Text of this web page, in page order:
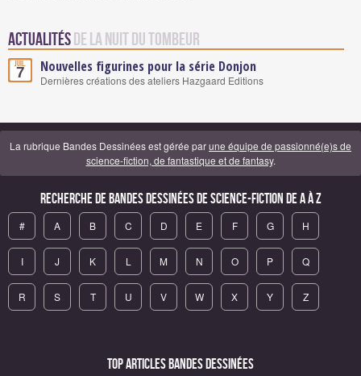
Actualités de La Nuit du tombeur
Juil.
7 Nouvelles figurines pour la série Donjon
Dernières créations des ateliers Hazgaard Editions
La rubrique Bandes Dessinées est gérée parune équipe de passionné(e)s de
science-fiction, de fantastique et de fantasy.
Recherche de Bandes Dessinées de science-fiction de A à Z
# A B C D E F G H
I J K L M N O P Q
R S T U V W X Y Z
Top articles Bandes Dessinées